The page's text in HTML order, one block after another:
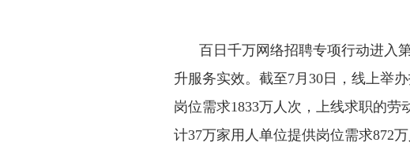
百日千万网络招聘专项行动进入
升服务实效。截至7月30日，线上举
岗位需求1833万人次，上线求职的劳
计37万家用人单位提供岗位需求872